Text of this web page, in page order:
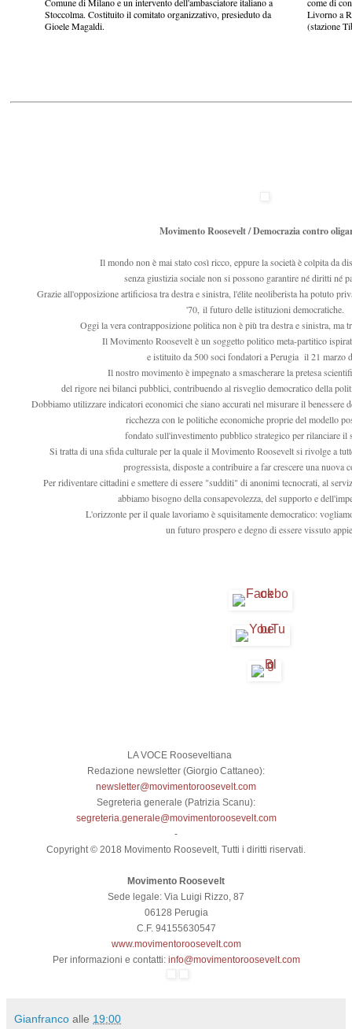
Stoccolma. Costituito il comitato organizzativo, presieduto da
Gioele Magaldi.
Livorno a
(stazione
Movimento Roosevelt / Democrazia contro
Il mondo non è mai stato così ricco, eppure la società è colpita da
senza giustizia sociale non si possono garantire né diritti né
Grazie all'opposizione artificiosa tra destra e sinistra, l'élite neoliberista ha potuto
'70, il futuro delle istituzioni democratiche.
Oggi la vera contrapposizione politica non è più tra destra e sinistra, ma
Il Movimento Roosevelt è un soggetto politico meta-partitico
e istituito da 500 soci fondatori a Perugia il 21 marzo
Il nostro movimento è impegnato a smascherare la pretesa
del rigore nei bilanci pubblici, contribuendo al risveglio democratico della
Dobbiamo utilizzare indicatori economici che siano accurati nel misurare il benessere
ricchezza con le politiche economiche proprie del modello
fondato sull'investimento pubblico strategico per rilanciare il
Si tratta di una sfida culturale per la quale il Movimento Roosevelt si rivolge a
progressista, disposte a contribuire a far crescere una nuova
Per ridiventare cittadini e smettere di essere "sudditi" di anonimi tecnocrati, al
abbiamo bisogno della consapevolezza, del supporto e
L'orizzonte per il quale lavoriamo è squisitamente democratico:
un futuro prospero e degno di essere vissuto
LA VOCE Rooseveltiana
Redazione newsletter (Giorgio Cattaneo):
newsletter@movimentoroosevelt.com
Segreteria generale (Patrizia Scanu):
segreteria.generale@movimentoroosevelt.com
-
Copyright © 2018 Movimento Roosevelt, Tutti i diritti riservati.
Movimento Roosevelt
Sede legale: Via Luigi Rizzo, 87
06128 Perugia
C.F. 94155630547
www.movimentoroosevelt.com
Per informazioni e contatti: info@movimentoroosevelt.com
Gianfranco alle 19:00